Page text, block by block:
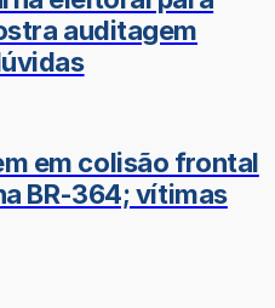
auditagem
em colisão frontal
BR-364; vítimas